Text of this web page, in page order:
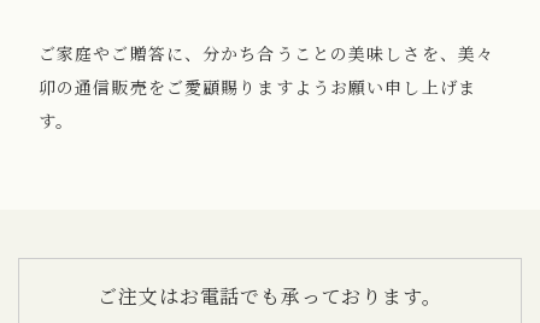
ご家庭やご贈答に、分かち合うことの美味しさを、美々
卯の通信販売をご愛顧賜りますようお願い申し上げま
す。
ご注文はお電話でも承っております。